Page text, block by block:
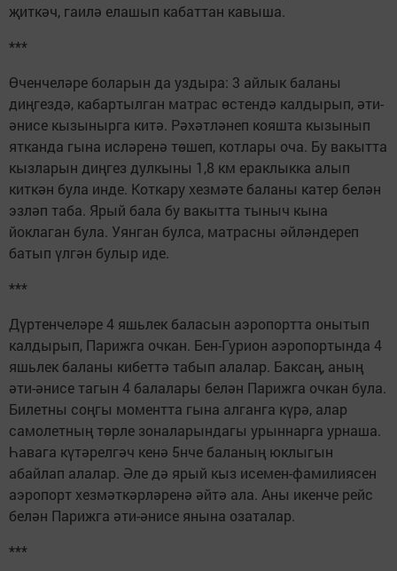
җиткәч, гаилә елашып кабаттан кавыша.
***
Өченчеләре боларын да уздыра: 3 айлык баланы
диңгездә, кабартылган матрас өстендә калдырып, әти-
әнисе кызынырга китә. Рәхәтләнеп кояшта кызынып
ятканда гына исләренә төшеп, котлары оча. Бу вакытта
кызларын диңгез дулкыны 1,8 км ераклыкка алып
киткән була инде. Коткару хезмәте баланы катер белән
эзләп таба. Ярый бала бу вакытта тыныч кына
йоклаган була. Уянган булса, матрасны әйләндереп
батып үлгән булыр иде.
***
Дүртенчеләре 4 яшьлек баласын аэропортта онытып
калдырып, Парижга очкан. Бен-Гурион аэропортында 4
яшьлек баланы кибеттә табып алалар. Баксаң, аның
әти-әнисе тагын 4 балалары белән Парижга очкан була.
Билетны соңгы моментта гына алганга күрә, алар
самолетның төрле зоналарындагы урыннарга урнаша.
Һавага күтәрелгәч кенә 5нче баланың юклыгын
абайлап алалар. Әле дә ярый кыз исемен-фамилиясен
аэропорт хезмәткәрләренә әйтә ала. Аны икенче рейс
белән Парижга әти-әнисе янына озаталар.
***